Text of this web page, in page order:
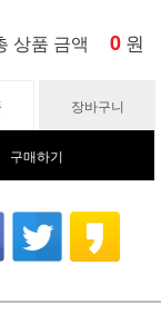
상품 금액 0 원
장바구니
구매하기